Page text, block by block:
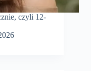
czyli 12-